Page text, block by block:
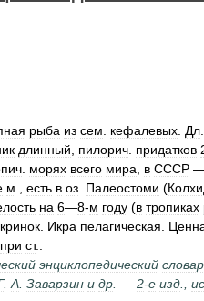
рыба из сем кефалевых Дл
длинный пилорич придатков
морях всего мира в СССР
м есть в оз Палеостоми (
на 6—8-м году (в тропиках
Икра пелагическая
при ст..
энциклопедический
. А Заварзин и др . — 2-е изд